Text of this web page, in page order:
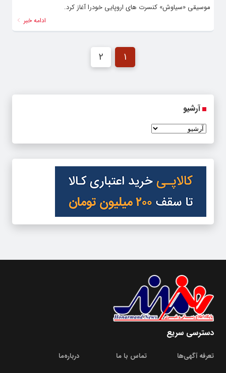
موسیقی «سیاوش» کنسرت های اروپایی خودرا آغاز کرد.
ادامه خبر
1
2
آرشیو
دسترسی سریع
تعرفه آگهی‌ها تماس با ما درباره‌‌ما